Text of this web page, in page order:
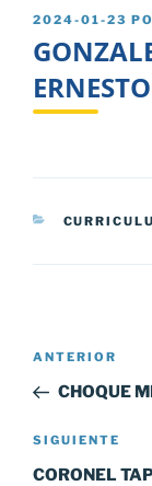
PUBLICADO
2024-01-23
ERNESTO
Navegación
entradas
Entrada
anterior:
ANTERIOR
CHOQUE
Siguiente
entrada
SIGUIENTE
CORONEL